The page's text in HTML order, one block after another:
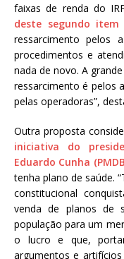
faixas de renda do
deste segundo
ressarcimento pelos
procedimentos e
nada de novo. A
ressarcimento é pelos
pelas operadoras”,
Outra proposta
iniciativa do
Eduardo Cunha
tenha plano de saúde.
constitucional
venda de planos de
população para um
o lucro e que,
argumentos e